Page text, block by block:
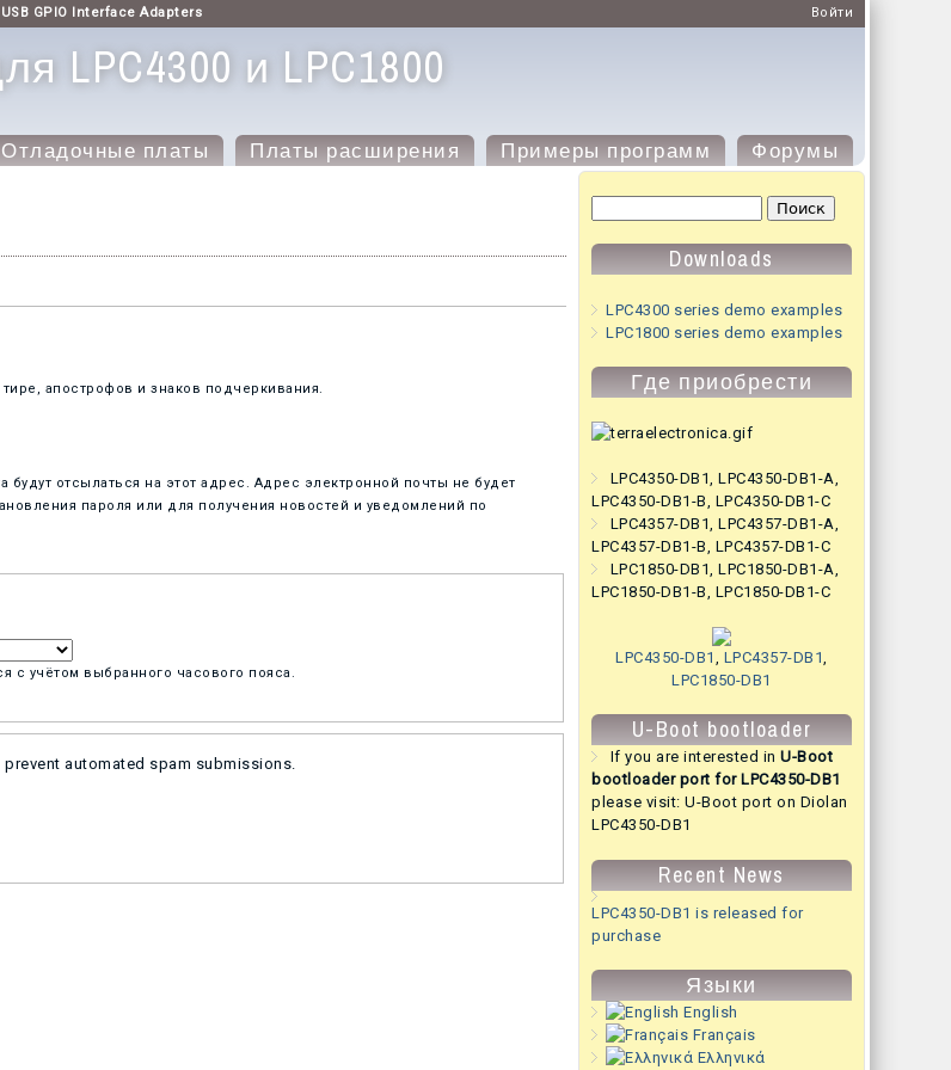
USB GPIO Interface Adapters Войти
LPC4300 и LPC1800
Отладочные платы Платы расширения Примеры программ Форумы
апострофов и знаков подчеркивания.
отсылаться на этот адрес. Адрес электронной почты не будет
пароля или для получения новостей и уведомлений по
с учётом выбранного часового пояса.
automated spam submissions.
Downloads
LPC4300 series demo examples
LPC1800 series demo examples
Где приобрести
LPC4350-DB1, LPC4350-DB1-A,
LPC4350-DB1-B, LPC4350-DB1-C
LPC4357-DB1, LPC4357-DB1-A,
LPC4357-DB1-B, LPC4357-DB1-C
LPC1850-DB1, LPC1850-DB1-A,
LPC1850-DB1-B, LPC1850-DB1-C
LPC4350-DB1 LPC4357-DB1
LPC1850-DB1
U-Boot bootloader
If you are interested in U-Boot
bootloader port for LPC4350-DB1
please visit: U-Boot port on Diolan
LPC4350-DB1
Recent News
LPC4350-DB1 is released for
purchase
Языки
English
Français
Ελληνικά